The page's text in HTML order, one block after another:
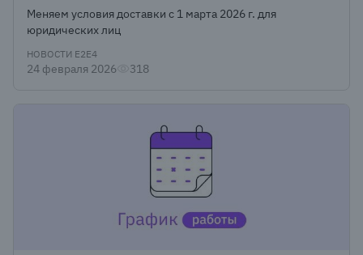
Меняем условия доставки с 1 марта 2026 г. для
юридических лиц
НОВОСТИ Е2Е4
24 февраля 2026 318